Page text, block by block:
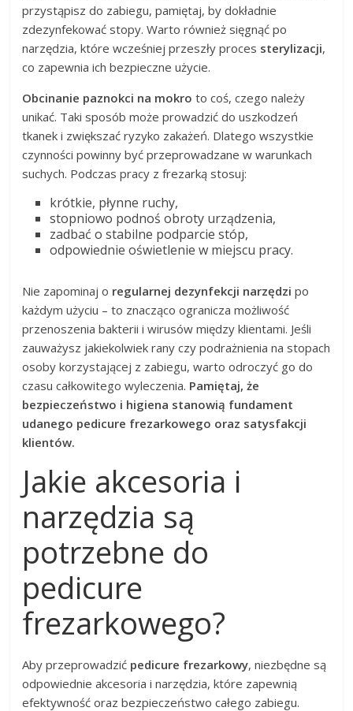
przystąpisz do zabiegu, pamiętaj, by dokładnie
zdezynfekować stopy. Warto również sięgnąć po
narzędzia, które wcześniej przeszły proces sterylizacji,
co zapewnia ich bezpieczne użycie.
Obcinanie paznokci na mokro to coś, czego należy
unikać. Taki sposób może prowadzić do uszkodzeń
tkanek i zwiększać ryzyko zakażeń. Dlatego wszystkie
czynności powinny być przeprowadzane w warunkach
suchych. Podczas pracy z frezarką stosuj:
krótkie, płynne ruchy,
stopniowo podnoś obroty urządzenia,
zadbać o stabilne podparcie stóp,
odpowiednie oświetlenie w miejscu pracy.
Nie zapominaj o regularnej dezynfekcji narzędzi po
każdym użyciu – to znacząco ogranicza możliwość
przenoszenia bakterii i wirusów między klientami. Jeśli
zauważysz jakiekolwiek rany czy podrażnienia na stopach
osoby korzystającej z zabiegu, warto odroczyć go do
czasu całkowitego wyleczenia. Pamiętaj, że
bezpieczeństwo i higiena stanowią fundament
udanego pedicure frezarkowego oraz satysfakcji
klientów.
Jakie akcesoria i
narzędzia są
potrzebne do
pedicure
frezarkowego?
Aby przeprowadzić pedicure frezarkowy, niezbędne są
odpowiednie akcesoria i narzędzia, które zapewnią
efektywność oraz bezpieczeństwo całego zabiegu.